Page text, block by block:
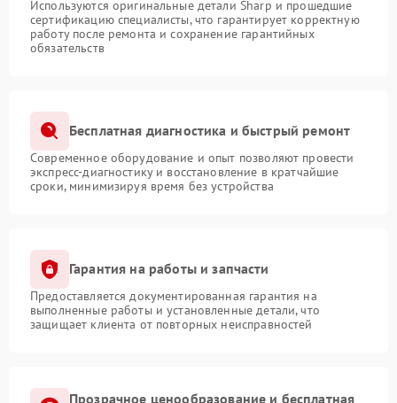
Используются оригинальные детали Sharp и прошедшие
сертификацию специалисты, что гарантирует корректную
работу после ремонта и сохранение гарантийных
обязательств
Бесплатная диагностика и быстрый ремонт
Современное оборудование и опыт позволяют провести
экспресс-диагностику и восстановление в кратчайшие
сроки, минимизируя время без устройства
Гарантия на работы и запчасти
Предоставляется документированная гарантия на
выполненные работы и установленные детали, что
защищает клиента от повторных неисправностей
Прозрачное ценообразование и бесплатная